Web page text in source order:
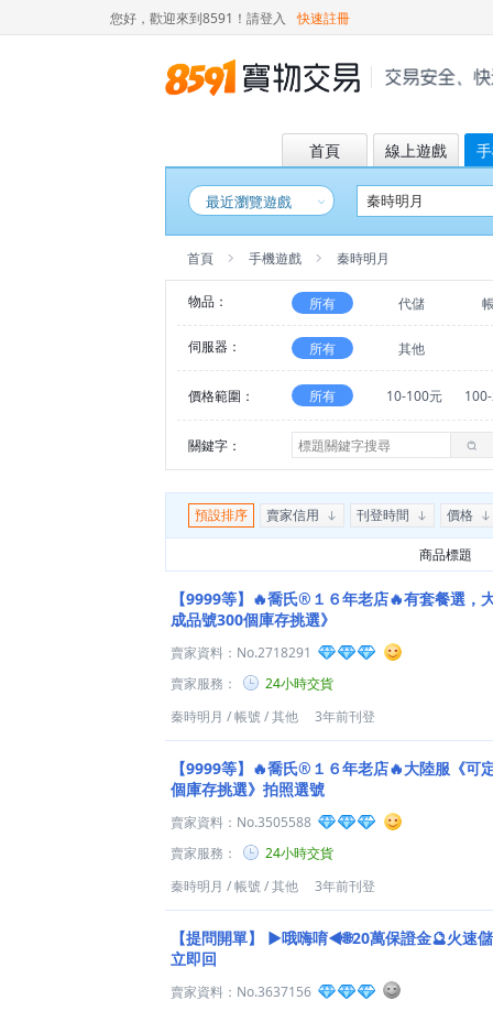
您好，歡迎來到8591！ 請登入 快速註冊
首頁 線上遊戲
最近瀏覽遊戲
首頁 手機遊戲 秦時明月
物品： 所有 代儲
伺服器： 所有 其他
價格範圍： 所有 10-100元
關鍵字：
預設排序 賣家信用 刊登時間 價格
商品標題
【9999等】🔥喬氏®１６年老店🔥有套餐選，
成品號300個庫存挑選》
賣家資料： No.2718291
賣家服務：
24小時交貨
秦時明月 /帳號/其他 3年前刊登
【9999等】🔥喬氏®１６年老店🔥大陸服《可
個庫存挑選》拍照選號
賣家資料： No.3505588
賣家服務：
24小時交貨
秦時明月 /帳號/其他 3年前刊登
【提問開單】
►哦嗨唷◄🌐20萬保證金🔮火速
立即回
賣家資料： No.3637156